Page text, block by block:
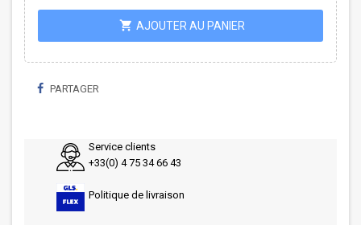
shopping_cart AJOUTER AU PANIER
PARTAGER
Service clients
+33(0) 4 75 34 66 43
Politique de livraison